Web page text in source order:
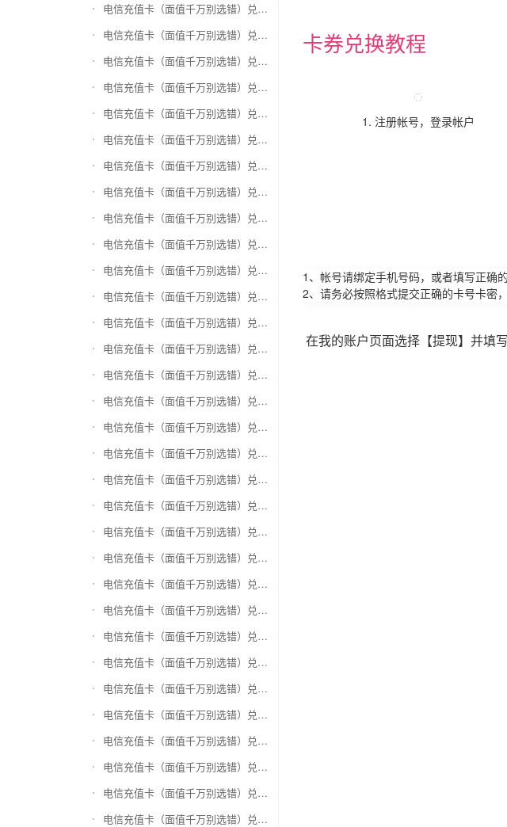
电信充值卡（面值千万别选错）兑换携程任我游
电信充值卡（面值千万别选错）兑换中银通支付(银联购物卡)
电信充值卡（面值千万别选错）兑换瑞祥商联卡
电信充值卡（面值千万别选错）兑换家乐福超市卡
电信充值卡（面值千万别选错）兑换Q币卡
电信充值卡（面值千万别选错）兑换联通积分Q币
电信充值卡（面值千万别选错）兑换完美一卡通
电信充值卡（面值千万别选错）兑换久游一卡通
电信充值卡（面值千万别选错）兑换搜狐一卡通
电信充值卡（面值千万别选错）兑换中国区苹果充值卡
电信充值卡（面值千万别选错）兑换账号内Q币寄售（维护中）
电信充值卡（面值千万别选错）兑换唯品会礼品卡(唯品卡)
电信充值卡（面值千万别选错）兑换万商卡
电信充值卡（面值千万别选错）兑换飞银彩虹卡
电信充值卡（面值千万别选错）兑换天猫超市卡/享淘卡
电信充值卡（面值千万别选错）兑换万里通积分卡
电信充值卡（面值千万别选错）兑换壹钱包(壹卡会)
电信充值卡（面值千万别选错）兑换去哪儿礼品卡
电信充值卡（面值千万别选错）兑换阳光卡(阳光爱车)
电信充值卡（面值千万别选错）兑换华润万家购物卡
电信充值卡（面值千万别选错）兑换华润苏果卡(苏果超市卡)（维护 请暂停提交）
电信充值卡（面值千万别选错）兑换天虹购物卡
电信充值卡（面值千万别选错）兑换盒马生鲜礼品卡
电信充值卡（面值千万别选错）兑换屈臣氏
电信充值卡（面值千万别选错）兑换大润发购物卡
电信充值卡（面值千万别选错）兑换银泰百货银泰卡
电信充值卡（面值千万别选错）兑换物美/美通卡
电信充值卡（面值千万别选错）兑换世纪联华充值卡(杭州联华)
电信充值卡（面值千万别选错）兑换重百世纪卡(重庆百货)
电信充值卡（面值千万别选错）兑换南京中央商场购物卡
电信充值卡（面值千万别选错）兑换银座购物卡（黑卡）
电信充值卡（面值千万别选错）兑换叮咚买菜（限通用礼品卡）
卡券兑换教程
1. 注册帐号，登录帐户
1、帐号请绑定手机号码，或者填写正确
2、请务必按照格式提交正确的卡号卡密
在我的账户页面选择【提现】并填